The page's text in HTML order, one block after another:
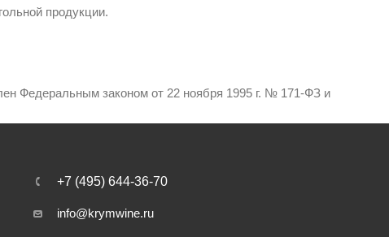
продукции.
Федеральным законом от 22 ноября 1995 г. № 171-ФЗ и
+7 (495) 644-36-70
info@krymwine.ru